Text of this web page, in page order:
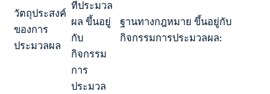
วัตถุประสงค์
ของการ
ประมวลผล
ที่ประมวล
ผล ขึ้นอยู่
กับ
กิจกรรม
การ
ประมวล
ฐานทางกฎหมาย ขึ้นอยู่กับ
กิจกรรมการประมวลผล: